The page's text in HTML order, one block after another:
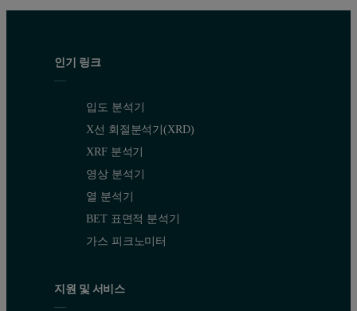
##그림 2: Malvern MicroCal VP-Capillary DSC 시스템
인기 링크
입도 분석기
X선 회절분석기(XRD)
XRF 분석기
영상 분석기
열 분석기
BET 표면적 분석기
가스 피크노미터
지원 및 서비스